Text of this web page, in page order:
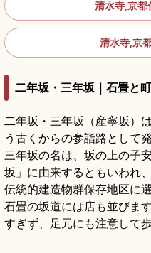
清水寺,京都
清水寺,京
二年坂・三年坂｜石畳と
二年坂・三年坂（産寧坂）
う古くからの参詣路として
三年坂の名は、坂の上の子
坂」に由来するともいわれ
伝統的建造物群保存地区に
石畳の坂道には店も並びま
すぎず、足元にも注意して
二年坂の歩き方｜石畳の